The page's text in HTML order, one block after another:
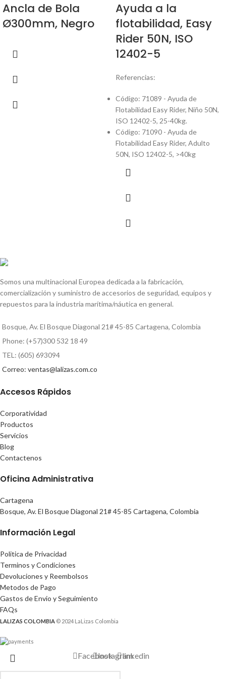
Ancla de Bola
Ø300mm, Negro
Ayuda a la
flotabilidad, Easy
Rider 50N, ISO
12402-5
Referencias:
Código: 71089 - Ayuda de
Flotabilidad Easy Rider, Niño 50N,
ISO 12402-5, 25-40kg.
Código: 71090 - Ayuda de
Flotabilidad Easy Rider, Adulto
50N, ISO 12402-5, >40kg
Somos una multinacional Europea dedicada a la fabricación,
comercialización y suministro de accesorios de seguridad, equipos y
repuestos para la industria marítima/náutica en general.
Bosque, Av. El Bosque Diagonal 21# 45-85 Cartagena, Colombia
Phone: (+57)300 532 18 49
TEL: (605) 693094
Correo: ventas@lalizas.com.co
Accesos Rápidos
Corporatividad
Productos
Servicios
Blog
Contactenos
Oficina Administrativa
Cartagena
Bosque, Av. El Bosque Diagonal 21# 45-85 Cartagena, Colombia
Información Legal
Politica de Privacidad
Terminos y Condiciones
Devoluciones y Reembolsos
Metodos de Pago
Gastos de Envio y Seguimiento
FAQs
LALIZAS COLOMBIA © 2024 LaLizas Colombia
FacebookInstagramlinkedin